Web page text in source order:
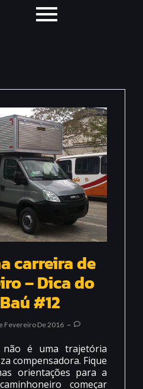
carreira de
– Dica do
#12
Fevereiro De 2016
não é uma trajetória
compensadora. Fique
orientações para a
começar